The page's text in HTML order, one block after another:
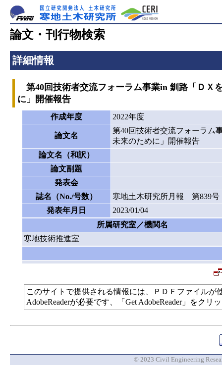
論文・刊行物検索
詳細情報
第40回技術者交流フォーラム事業in 釧路「ＤＸ
に」開催報告
作成年度 2022年度
論文名
第40回技術者交流フォーラム
未来のために」開催報告
論文名（和訳）
論文副題
発表会
誌名（No./号数）
寒地土木研究所月報 第839号
発表年月日
2023/01/04
所属研究室／機関名
寒地技術推進室
このサイトで提供される情報には、ＰＤＦファイル
AdobeReaderが必要です、「Get AdobeReader」をク
© 2023 Civil Engineering